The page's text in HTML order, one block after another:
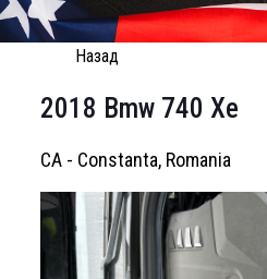
Назад
2018 Bmw 740 Xe
CA - Constanta, Romania